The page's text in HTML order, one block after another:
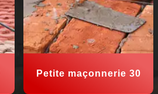
Petite maçonnerie 30